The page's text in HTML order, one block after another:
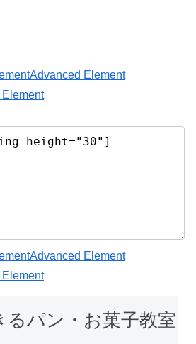
Advanced Element
Element
Advanced Element
Element
るパン・お菓子教室